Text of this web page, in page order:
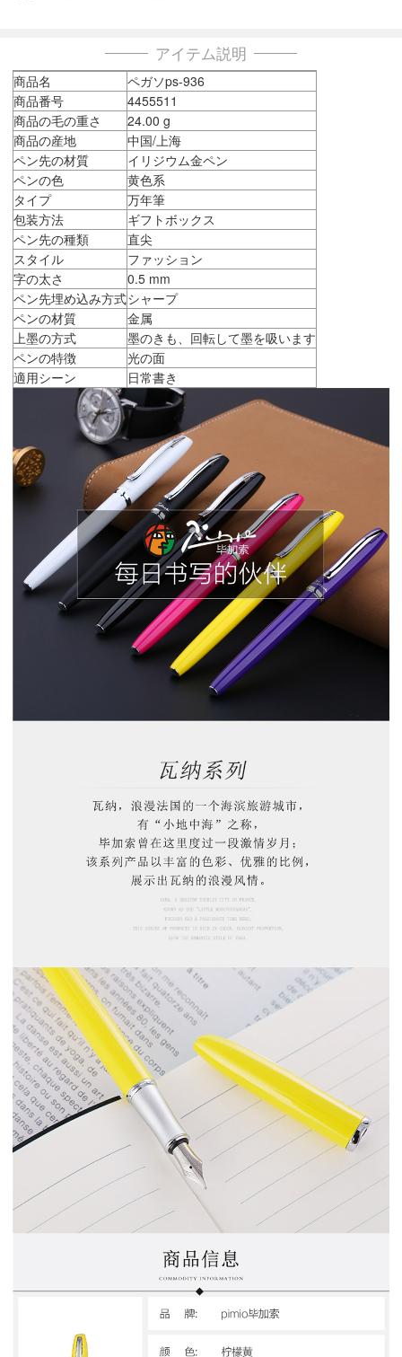
アイテム説明
商品名
ペガソps-936
商品番号
4455511
商品の毛の重さ
24.00 g
商品の産地
中国/上海
ペン先の材質
イリジウム金ペン
ペンの色
黄色系
タイプ
万年筆
包装方法
ギフトボックス
ペン先の種類
直尖
スタイル
ファッション
字の太さ
0.5 mm
ペン先埋め込み方式シャープ
ペンの材質
金属
上墨の方式
墨のきも、回転して墨を吸います
ペンの特徴
光の面
適用シーン
日常書き